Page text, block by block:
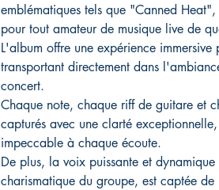
emblématiques tels que "Canned
pour tout amateur de musique live de
L'album offre une expérience immersive
transportant directement dans
concert.
Chaque note, chaque riff de guitare et
capturés avec une clarté
impeccable à chaque écoute.
De plus, la voix puissante et
charismatique du groupe, est captée de